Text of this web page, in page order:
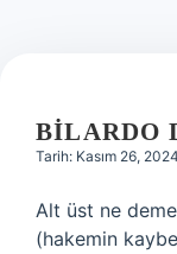
BILARDO
Tarih: Kasım 26, 2024
Alt üst ne
(hakemin